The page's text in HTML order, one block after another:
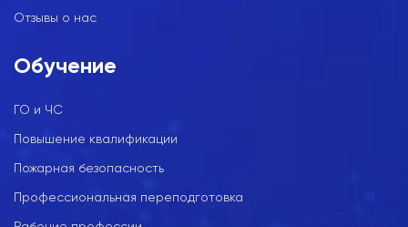
Отзывы о нас
Обучение
ГО и ЧС
Повышение квалификации
Пожарная безопасность
Профессиональная переподготовка